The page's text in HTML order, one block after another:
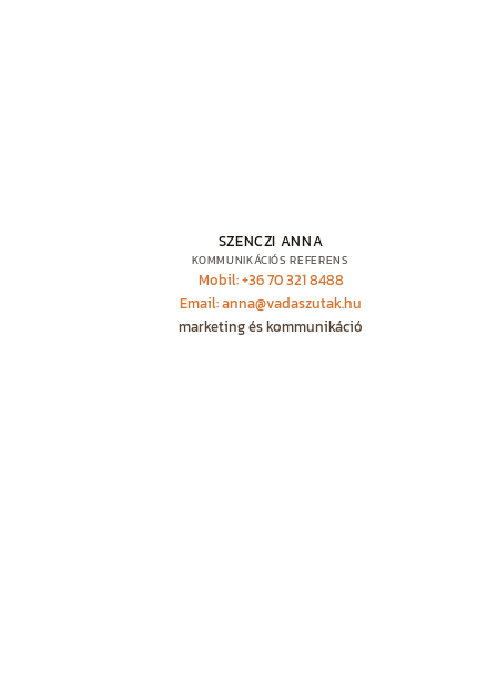
SZENCZI ANNA
KOMMUNIKÁCIÓS REFERENS
Mobil: +36 70 321 8488
Email: anna@vadaszutak.hu
marketing és kommunikáció